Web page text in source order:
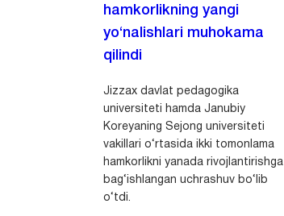
hamkorlikning yangi
yo‘nalishlari muhokama
qilindi
Jizzax davlat pedagogika
universiteti hamda Janubiy
Koreyaning Sejong universiteti
vakillari o‘rtasida ikki tomonlama
hamkorlikni yanada rivojlantirishga
bag‘ishlangan uchrashuv bo‘lib
o‘tdi.